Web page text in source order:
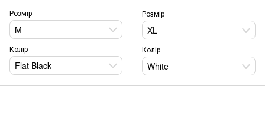
Розмір
M
Колір
Flat Black
Розмір
XL
Колір
White